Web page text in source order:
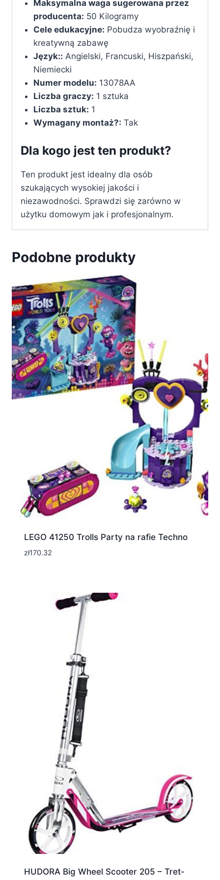
Maksymalna waga sugerowana przez
producenta: ‎50 Kilogramy
Cele edukacyjne: ‎Pobudza wyobraźnię i
kreatywną zabawę
Język:: ‎Angielski, Francuski, Hiszpański,
Niemiecki
Numer modelu: ‎13078AA
Liczba graczy: ‎1 sztuka
Liczba sztuk: ‎1
Wymagany montaż?: ‎Tak
Dla kogo jest ten produkt?
Ten produkt jest idealny dla osób
szukających wysokiej jakości i
niezawodności. Sprawdzi się zarówno w
użytku domowym jak i profesjonalnym.
Podobne produkty
LEGO 41250 Trolls Party na rafie Techno
zł170.32
HUDORA Big Wheel Scooter 205 – Tret-